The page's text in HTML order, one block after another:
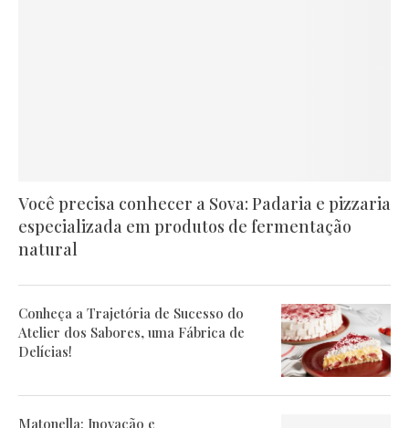
Você precisa conhecer a Sova: Padaria e pizzaria
especializada em produtos de fermentação
natural
Conheça a Trajetória de Sucesso do
Atelier dos Sabores, uma Fábrica de
Delícias!
Matonella: Inovação e